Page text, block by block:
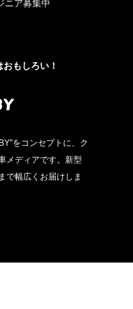
ニア募集中
もしろい！
をコンセプトに、ク
メディアです。新型
で幅広くお届けしま